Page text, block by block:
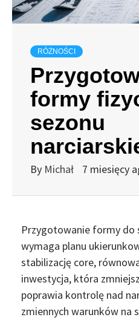
RÓŻNOŚCI
formy
sezonu
By Michał 7 miesięcy
Przygotowanie formy do
wymaga planu
stabilizację core,
inwestycja, która
poprawia kontrolę nad
zmiennych warunków na